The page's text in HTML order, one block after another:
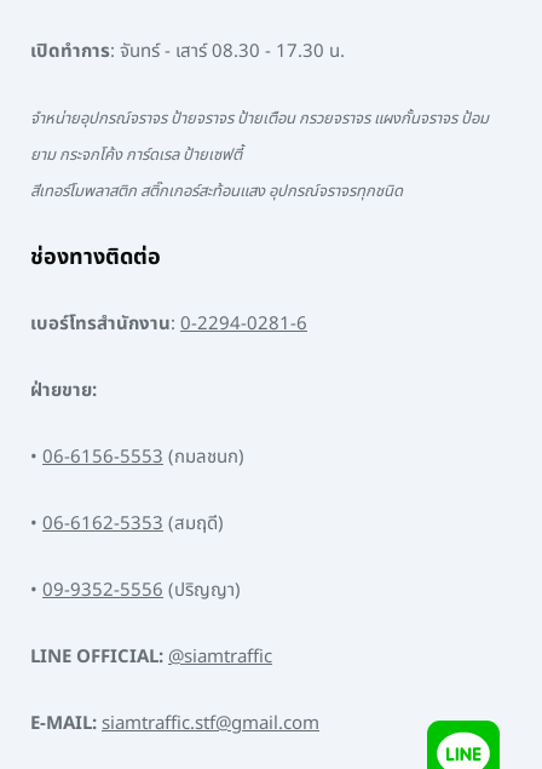
เปิดทำการ: จันทร์ - เสาร์ 08.30 - 17.30 น.
จำหน่ายอุปกรณ์จราจร ป้ายจราจร ป้ายเตือน กรวยจราจร แผงกั้นจราจร ป้อม
ยาม กระจกโค้ง การ์ดเรล ป้ายเซฟตี้
สีเทอร์โมพลาสติก สติ๊กเกอร์สะท้อนแสง อุปกรณ์จราจรทุกชนิด
ช่องทางติดต่อ
เบอร์โทรสำนักงาน: 0-2294-0281-6
ฝ่ายขาย:
• 06-6156-5553(กมลชนก)
• 06-6162-5353(สมฤดี)
• 09-9352-5556(ปริญญา)
LINE OFFICIAL:@siamtraffic
E-MAIL:siamtraffic.stf@gmail.com